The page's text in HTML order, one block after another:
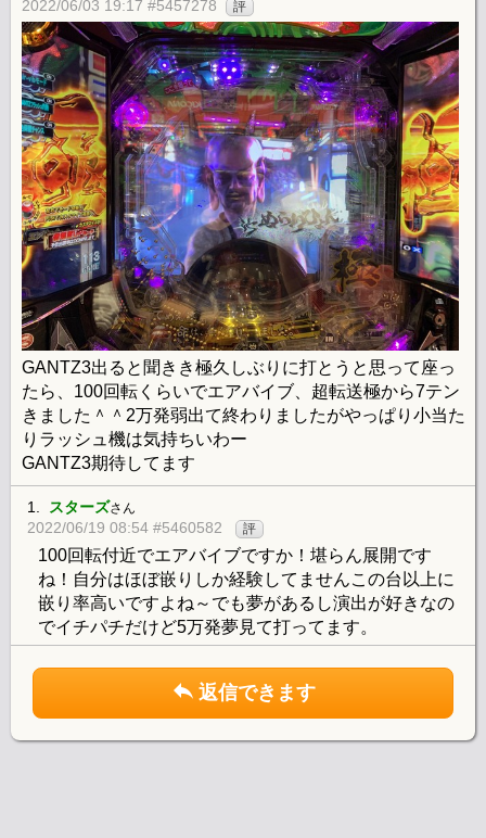
2022/06/03 19:17 #5457278 評
GANTZ3出ると聞きき極久しぶりに打とうと思って座っ
たら、100回転くらいでエアバイブ、超転送極から7テン
きました＾＾2万発弱出て終わりましたがやっぱり小当た
りラッシュ機は気持ちいわー
GANTZ3期待してます
1. スターズさん
2022/06/19 08:54 #5460582 評
100回転付近でエアバイブですか！堪らん展開です
ね！自分はほぼ嵌りしか経験してませんこの台以上に
嵌り率高いですよね～でも夢があるし演出が好きなの
でイチパチだけど5万発夢見て打ってます。
返信できます